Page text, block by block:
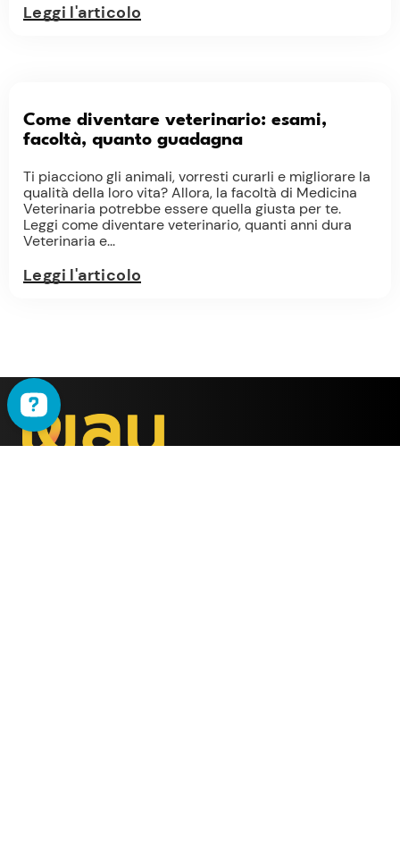
Leggi l'articolo
Come diventare veterinario: esami,
facoltà, quanto guadagna
Ti piacciono gli animali, vorresti curarli e migliorare la
qualità della loro vita? Allora, la facoltà di Medicina
Veterinaria potrebbe essere quella giusta per te.
Leggi come diventare veterinario, quanti anni dura
Veterinaria e...
Leggi l'articolo